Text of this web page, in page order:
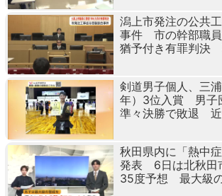
潟上市発注の公共
事件 市の幹部職
猶予付き有罪判決
剣道男子個人、三
年）3位入賞 男子
準々決勝で敗退 近
秋田県内に「熱中
発表 6日は北秋田
35度予想 最大級